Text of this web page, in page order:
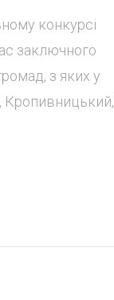
конкурсі
заключного
з яких у
Кропивницький,